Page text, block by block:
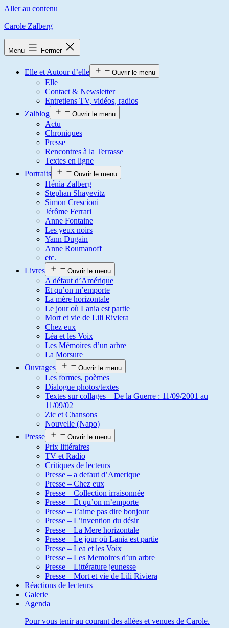
Aller au contenu
Carole Zalberg
Menu Fermer
Elle et Autour d’elle Ouvrir le menu
Elle
Contact & Newsletter
Entretiens TV, vidéos, radios
Zalblog
Ouvrir le menu
Actu
Chroniques
Presse
Rencontres à la Terrasse
Textes en ligne
Portraits
Ouvrir le menu
Hénia Zalberg
Stephan Shayevitz
Simon Crescioni
Jérôme Ferrari
Anne Fontaine
Les yeux noirs
Yann Dugain
Anne Roumanoff
etc.
Livres
Ouvrir le menu
A défaut d’Amérique
Et qu’on m’emporte
La mère horizontale
Le jour où Lania est partie
Mort et vie de Lili Riviera
Chez eux
Léa et les Voix
Les Mémoires d’un arbre
La Morsure
Ouvrages
Ouvrir le menu
Les formes, poèmes
Dialogue photos/textes
Textes sur collages – De la Guerre : 11/09/2001 au
11/09/02
Zic et Chansons
Nouvelle (Napo)
Presse
Ouvrir le menu
Prix littéraires
TV et Radio
Critiques de lecteurs
Presse – a defaut d’Amerique
Presse – Chez eux
Presse – Collection irraisonnée
Presse – Et qu’on m’emporte
Presse – J’aime pas dire bonjour
Presse – L’invention du désir
Presse – La Mere horizontale
Presse – Le jour où Lania est partie
Presse – Lea et les Voix
Presse – Les Memoires d’un arbre
Presse – Littérature jeunesse
Presse – Mort et vie de Lili Riviera
Réactions de lecteurs
Galerie
Agenda
Pour vous tenir au courant des allées et venues de Carole.